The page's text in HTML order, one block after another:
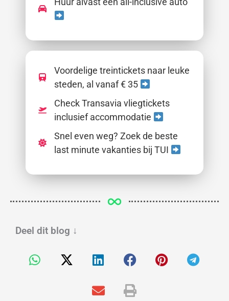
Voordelige treintickets naar leuke
steden, al vanaf € 35
Check Transavia vliegtickets
inclusief accommodatie
Snel even weg? Zoek de beste
last minute vakanties bij TUI
Deel dit blog ↓